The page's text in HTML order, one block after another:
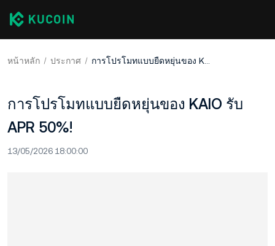
หน้าหลัก ประกาศ การโปรโมทแบบยืดหยุ่นของ KAIO รับ APR 50%!
การโปรโมทแบบยืดหยุ่นของ KAIO รับ
APR 50%!
13/05/2026 18:00:00